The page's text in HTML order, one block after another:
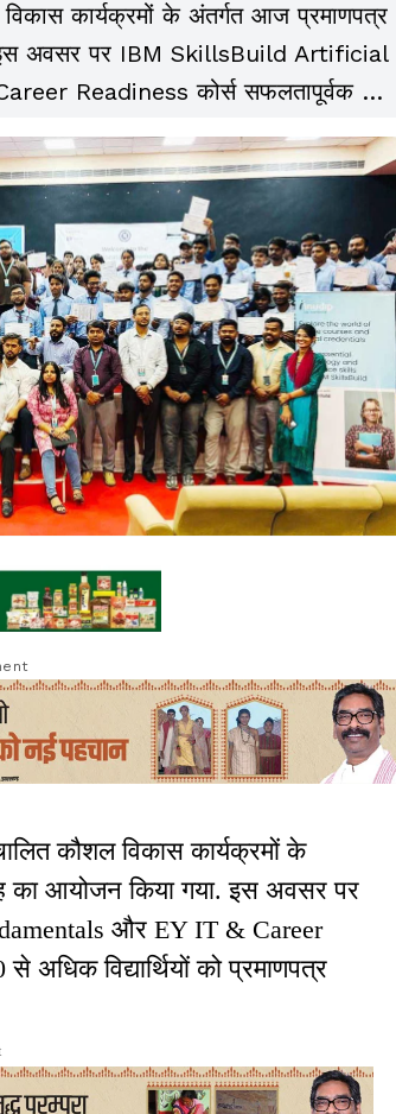
कार्यक्रमों के अंतर्गत आज प्रमाणपत्र
इस अवसर पर IBM SkillsBuild Artificial
Readiness कोर्स सफलतापूर्वक पूर्ण
किए गए.
कौशल विकास कार्यक्रमों के
का आयोजन किया गया. इस अवसर पर
और EY IT & Career
अधिक विद्यार्थियों को प्रमाणपत्र